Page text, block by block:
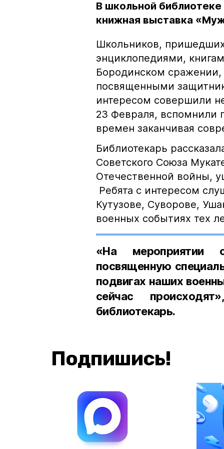
В школьной
книжная выставка
Школьников,
энциклопедиями,
Бородинском
посвященными
интересом совершили
23 Февраля, вспомнили
времен заканчивая
Библиотекарь
Советского Союза
Отечественной войны,
Ребята с интересом
Кутузове, Суворове,
военных событиях тех
«На мероприятии
посвященную
подвигах наших
сейчас
библиотекарь.
Подпишись!